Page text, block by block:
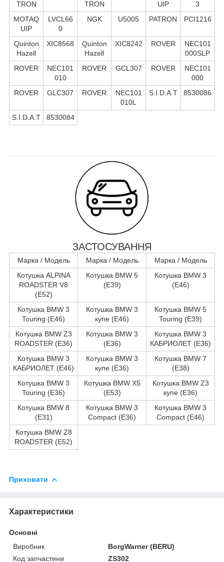
TRON
TRON
UIP
3
MOTAQ
UIP
LVCL66
0
NGK U5005 PATRON PCI1216
Quinton
Hazell
XIC8568
Quinton
Hazell
XIC8242 ROVER
NEC101
000SLP
ROVER
NEC101
010
ROVER GCL307 ROVER
NEC101
000
ROVER
GLC307 ROVER
NEC101
010L
S.I.D.A.T 8530086
S.I.D.A.T 8530084
ЗАСТОСУВАННЯ
Марка / Модель Марка / Модель
Марка / Модель
Котушка ALPINA
ROADSTER V8
(E52)
Котушка BMW 5
(E39)
Котушка BMW 3
(E46)
Котушка BMW 3
Touring (E46)
Котушка BMW 3
купе (E46)
Котушка BMW 5
Touring (E39)
Котушка BMW Z3
ROADSTER (E36)
Котушка BMW 3
(E36)
Котушка BMW 3
КАБРИОЛЕТ (E36)
Котушка BMW 3
КАБРИОЛЕТ (E46)
Котушка BMW 3
купе (E36)
Котушка BMW 7
(E38)
Котушка BMW 3
Touring (E36)
Котушка BMW X5
(E53)
Котушка BMW Z3
купе (E36)
Котушка BMW 8
(E31)
Котушка BMW 3
Compact (E36)
Котушка BMW 3
Compact (E46)
Котушка BMW Z8
ROADSTER (E52)
Приховати
Характеристики
Основні
Виробник
BorgWarner (BERU)
Код запчастини
ZS302